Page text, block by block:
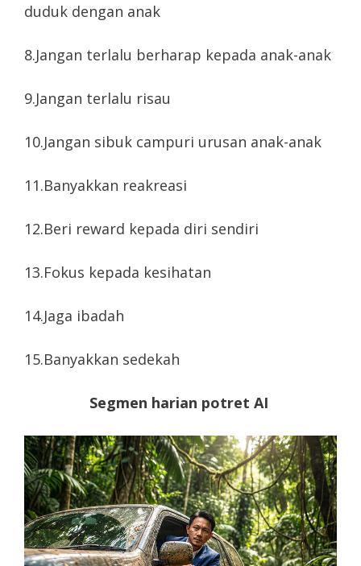
duduk dengan anak
8.Jangan terlalu berharap kepada anak-anak
9.Jangan terlalu risau
10.Jangan sibuk campuri urusan anak-anak
11.Banyakkan reakreasi
12.Beri reward kepada diri sendiri
13.Fokus kepada kesihatan
14.Jaga ibadah
15.Banyakkan sedekah
Segmen harian potret AI